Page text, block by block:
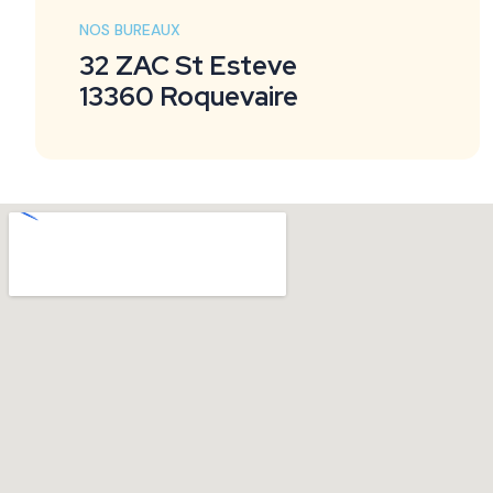
NOS BUREAUX
32 ZAC St Esteve
13360 Roquevaire